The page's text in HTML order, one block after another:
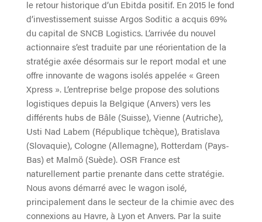
le retour historique d’un Ebitda positif. En 2015 le fond
d’investissement suisse Argos Soditic a acquis 69%
du capital de SNCB Logistics. L’arrivée du nouvel
actionnaire s’est traduite par une réorientation de la
stratégie axée désormais sur le report modal et une
offre innovante de wagons isolés appelée « Green
Xpress ». L’entreprise belge propose des solutions
logistiques depuis la Belgique (Anvers) vers les
différents hubs de Bâle (Suisse), Vienne (Autriche),
Usti Nad Labem (République tchèque), Bratislava
(Slovaquie), Cologne (Allemagne), Rotterdam (Pays-
Bas) et Malmö (Suède). OSR France est
naturellement partie prenante dans cette stratégie.
Nous avons démarré avec le wagon isolé,
principalement dans le secteur de la chimie avec des
connexions au Havre, à Lyon et Anvers. Par la suite